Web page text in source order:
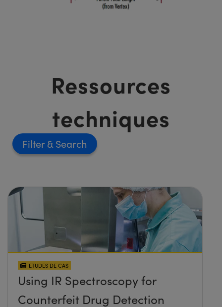
Ressources
techniques
Filter
ETUDES DE CAS
Using IR Spectroscopy for
Counterfeit Drug Detection